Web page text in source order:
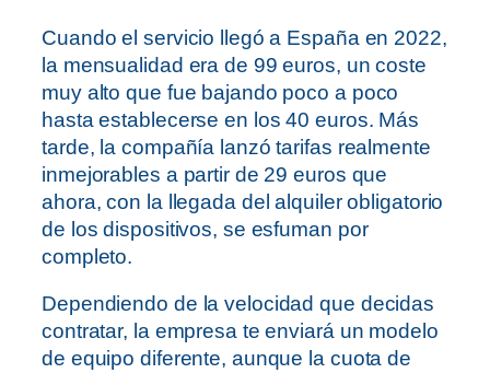
Cuando el servicio llegó a España en 2022,
la mensualidad era de 99 euros, un coste
muy alto que fue bajando poco a poco
hasta establecerse en los 40 euros. Más
tarde, la compañía lanzó tarifas realmente
inmejorables a partir de 29 euros que
ahora, con la llegada del alquiler obligatorio
de los dispositivos, se esfuman por
completo.
Dependiendo de la velocidad que decidas
contratar, la empresa te enviará un modelo
de equipo diferente, aunque la cuota de